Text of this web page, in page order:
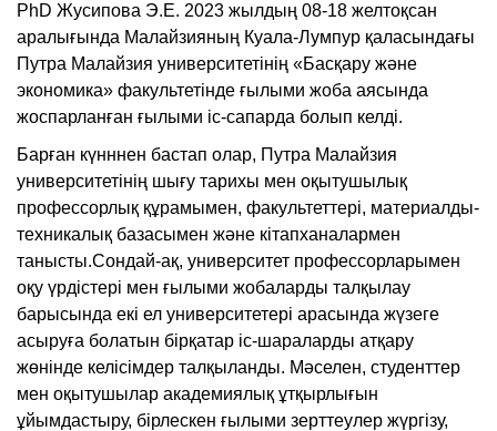
PhD Жусипова Э.Е. 2023 жылдың 08-18 желтоқсан
аралығында Малайзияның Куала-Лумпур қаласындағы
Путра Малайзия университетінің «Басқару және
экономика» факультетінде ғылыми жоба аясында
жоспарланған ғылыми іс-сапарда болып келді.
Барған күнннен бастап олар, Путра Малайзия
университетінің шығу тарихы мен оқытушылық
профессорлық құрамымен, факультеттері, материалды-
техникалық базасымен және кітапханалармен
танысты.Сондай-ақ, университет профессорларымен
оқу үрдістері мен ғылыми жобаларды талқылау
барысында екі ел университетері арасында жүзеге
асыруға болатын бірқатар іс-шараларды атқару
жөнінде келісімдер талқыланды. Мәселен, студенттер
мен оқытушылар академиялық ұтқырлығын
ұйымдастыру, бірлескен ғылыми зерттеулер жүргізу,